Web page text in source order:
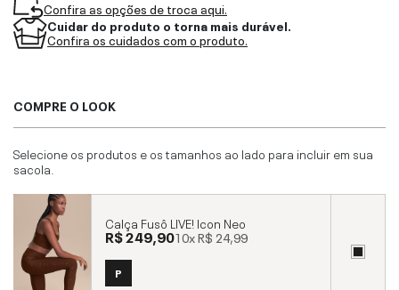
Confira as opções de troca aqui.
Cuidar do produto o torna mais durável.
Confira os cuidados com o produto.
COMPRE O LOOK
Selecione os produtos e os tamanhos ao lado para incluir em sua
sacola.
Calça Fusô LIVE! Icon Neo
R$ 249,9010xR$ 24,99
P